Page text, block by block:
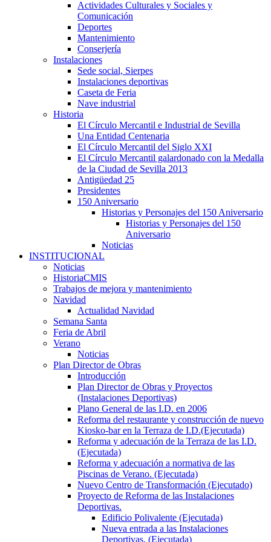
Actividades Culturales y Sociales y
Comunicación
Deportes
Mantenimiento
Conserjería
Instalaciones
Sede social, Sierpes
Instalaciones deportivas
Caseta de Feria
Nave industrial
Historia
El Círculo Mercantil e Industrial de Sevilla
Una Entidad Centenaria
El Círculo Mercantil del Siglo XXI
El Círculo Mercantil galardonado con la Medalla
de la Ciudad de Sevilla 2013
Antigüedad 25
Presidentes
150 Aniversario
Historias y Personajes del 150 Aniversario
Historias y Personajes del 150
Aniversario
Noticias
INSTITUCIONAL
Noticias
HistoriaCMIS
Trabajos de mejora y mantenimiento
Navidad
Actualidad Navidad
Semana Santa
Feria de Abril
Verano
Noticias
Plan Director de Obras
Introducción
Plan Director de Obras y Proyectos
(Instalaciones Deportivas)
Plano General de las I.D. en 2006
Reforma del restaurante y construcción de nuevo
Kiosko-bar en la Terraza de I.D.(Ejecutada)
Reforma y adecuación de la Terraza de las I.D.
(Ejecutada)
Reforma y adecuación a normativa de las
Piscinas de Verano. (Ejecutada)
Nuevo Centro de Transformación (Ejecutado)
Proyecto de Reforma de las Instalaciones
Deportivas.
Edificio Polivalente (Ejecutada)
Nueva entrada a las Instalaciones
Deportivas. (Ejecutada)